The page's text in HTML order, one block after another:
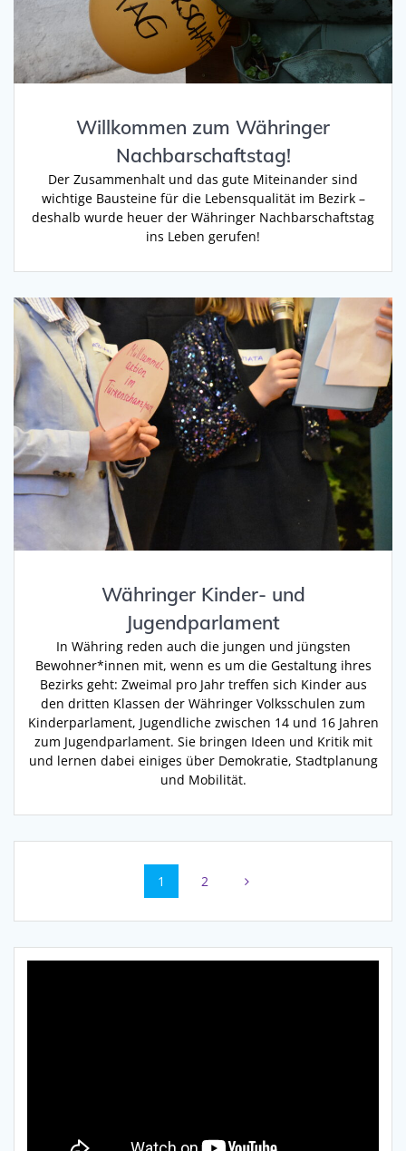
Willkommen zum Währinger
Nachbarschaftstag!
Der Zusammenhalt und das gute Miteinander sind
wichtige Bausteine für die Lebensqualität im Bezirk –
deshalb wurde heuer der Währinger Nachbarschaftstag
ins Leben gerufen!
Währinger Kinder- und
Jugendparlament
In Währing reden auch die jungen und jüngsten
Bewohner*innen mit, wenn es um die Gestaltung ihres
Bezirks geht: Zweimal pro Jahr treffen sich Kinder aus
den dritten Klassen der Währinger Volksschulen zum
Kinderparlament, Jugendliche zwischen 14 und 16 Jahren
zum Jugendparlament. Sie bringen Ideen und Kritik mit
und lernen dabei einiges über Demokratie, Stadtplanung
und Mobilität.
Beitragsnavigation
Seite
1 Seite
2